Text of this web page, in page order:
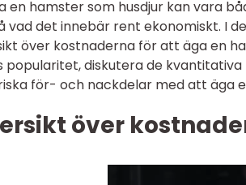
en hamster som husdjur kan vara
vad det innebär rent ekonomiskt. I
över kostnaderna för att äga en
popularitet, diskutera de
för- och nackdelar med att äga
över